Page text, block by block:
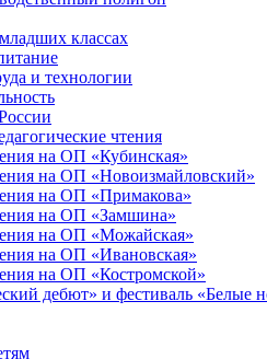
классах
и технологии
чтения
на ОП «Кубинская»
на ОП «Новоизмайловский»
на ОП «Примакова»
на ОП «Замшина»
на ОП «Можайская»
на ОП «Ивановская»
на ОП «Костромской»
дебют» и фестиваль «Белые